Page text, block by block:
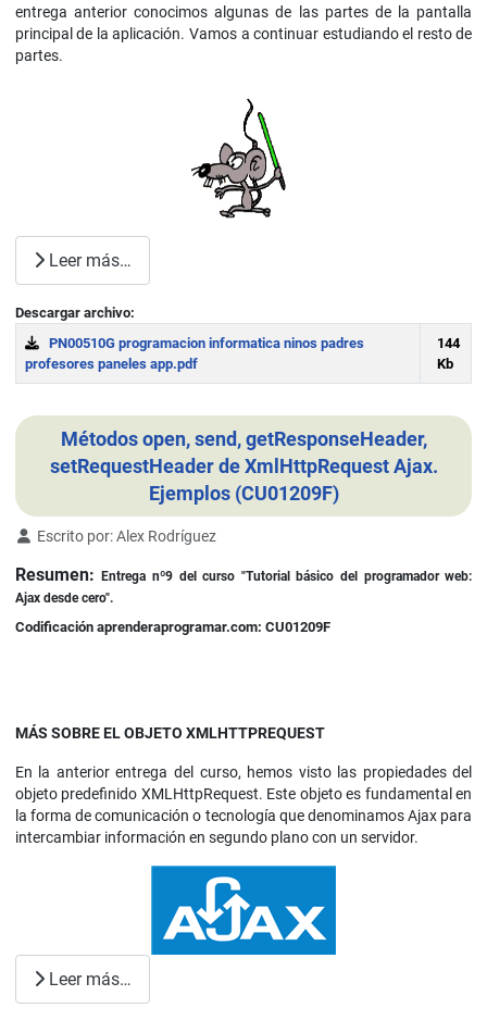
entrega anterior conocimos algunas de las partes de la pantalla
principal de la aplicación. Vamos a continuar estudiando el resto de
partes.
Leer más…
Descargar archivo:
PN00510G programacion informatica ninos padres
profesores paneles app.pdf
144
Kb
Métodos open, send, getResponseHeader,
setRequestHeader de XmlHttpRequest Ajax.
Ejemplos (CU01209F)
Detalles
Escrito por:Alex Rodríguez
Resumen:Entrega nº9 del curso "Tutorial básico del programador web:
Ajax desde cero".
Codificación aprenderaprogramar.com: CU01209F
MÁS SOBRE EL OBJETO XMLHTTPREQUEST
En la anterior entrega del curso, hemos visto las propiedades del
objeto predefinido XMLHttpRequest. Este objeto es fundamental en
la forma de comunicación o tecnología que denominamos Ajax para
intercambiar información en segundo plano con un servidor.
Leer más…